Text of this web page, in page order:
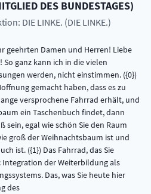
DES BUNDESTAGES)
DIE LINKE. (DIE LINKE.)
geehrten Damen und Herren! Liebe
ganz kann ich in die vielen
werden, nicht einstimmen. ({0})
gemacht haben, dass es zu
versprochene Fahrrad erhält, und
ein Taschenbuch findet, dann
sein, egal wie schön Sie den Raum
groß der Weihnachtsbaum ist und
ist. ({1}) Das Fahrrad, das Sie
der Weiterbildung als
Das, was Sie heute hier
des